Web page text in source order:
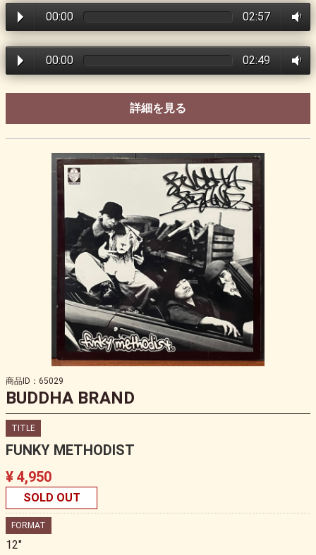
00:00 02:57
00:00 02:49
詳細を見る
商品ID：65029
BUDDHA BRAND
TITLE
FUNKY METHODIST
¥ 4,950
SOLD OUT
FORMAT
12"